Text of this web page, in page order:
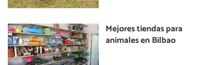
Mejores tiendas para
animales en Bilbao